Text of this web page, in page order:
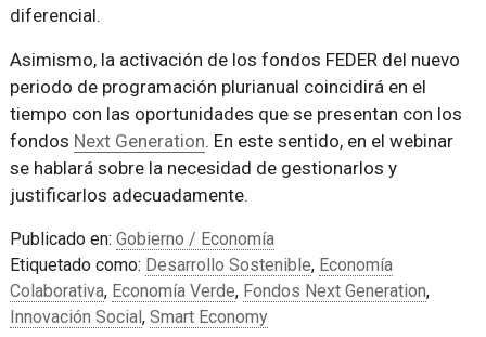
diferencial.
Asimismo, la activación de los fondos FEDER del nuevo
periodo de programación plurianual coincidirá en el
tiempo con las oportunidades que se presentan con los
fondos Next Generation. En este sentido, en el webinar
se hablará sobre la necesidad de gestionarlos y
justificarlos adecuadamente.
Publicado en: Gobierno / Economía
Etiquetado como: Desarrollo Sostenible, Economía
Colaborativa, Economía Verde, Fondos Next Generation,
Innovación Social, Smart Economy